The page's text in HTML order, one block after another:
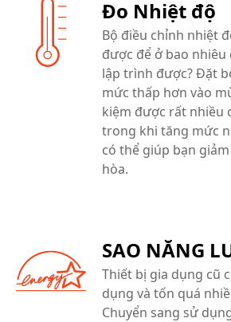
Đo Nhiệt độ
Bộ điều chỉnh nhiệt
được để ở bao nhiêu
lập trình được? Đặt
mức thấp hơn vào
kiệm được rất nhiều
trong khi tăng mức
có thể giúp bạn
hòa.
SAO NĂNG
Thiết bị gia dụng cũ
dụng và tốn quá
Chuyển sang sử